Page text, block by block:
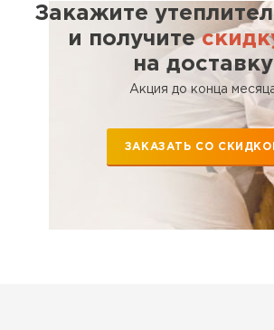
Закажите
и получите
на доставку
Акция до конца
ЗАКАЗАТЬ СО